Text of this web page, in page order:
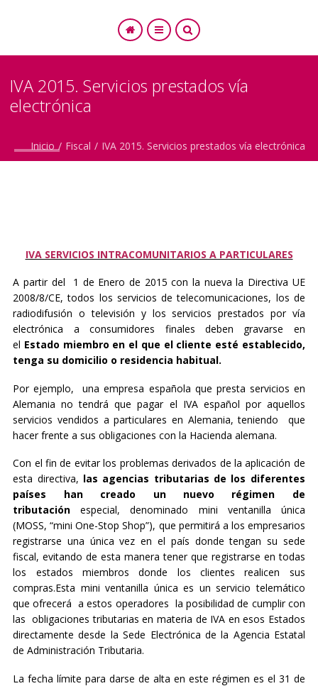
SEARCH
IVA 2015. Servicios prestados vía
electrónica
Inicio / Fiscal / IVA 2015. Servicios prestados vía electrónica
IVA SERVICIOS INTRACOMUNITARIOS A PARTICULARES
A partir del 1 de Enero de 2015 con la nuevala Directiva UE
2008/8/CE, todos los servicios de telecomunicaciones, los de
radiodifusión o televisión y los servicios prestados por vía
electrónica a consumidores finales deben gravarse en
el Estado miembro en el que el cliente esté establecido,
tenga su domicilio o residencia habitual.
Por ejemplo, una empresa española que presta servicios en
Alemania no tendrá que pagar el IVA español por aquellos
servicios vendidos a particulares en Alemania, teniendo que
hacer frente a sus obligaciones con la Hacienda alemana.
Con el fin de evitar los problemas derivados de la aplicación de
esta directiva, las agencias tributarias de los diferentes
países han creado un nuevo régimen de
tributación especial, denominado mini ventanilla única
(MOSS, “mini One-Stop Shop”), que permitirá a los empresarios
registrarse una única vez en el país donde tengan su sede
fiscal, evitando de esta manera tener que registrarse en todas
los estados miembros donde los clientes realicen sus
compras.Esta mini ventanilla única es un servicio telemático
que ofrecerá a estos operadores la posibilidad de cumplir con
las obligaciones tributarias en materia de IVA en esos Estados
directamente desde la Sede Electrónica de la Agencia Estatal
de Administración Tributaria.
La fecha límite para darse de alta en este régimen es el 31 de